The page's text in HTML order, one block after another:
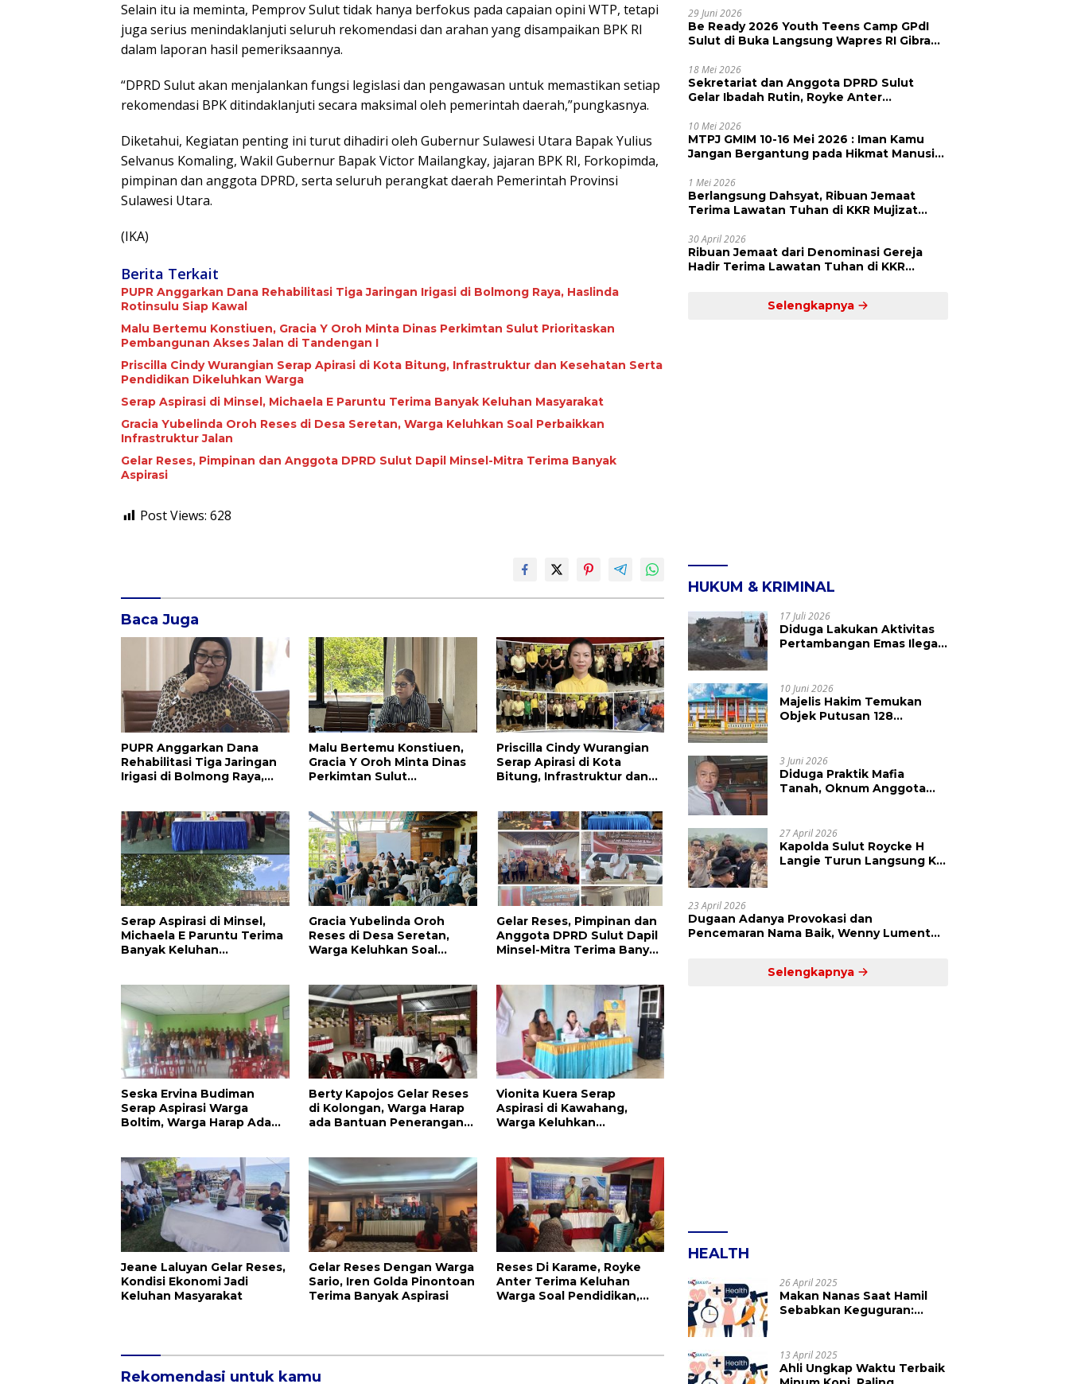
Selain itu ia meminta, Pemprov Sulut tidak hanya berfokus pada capaian opini WTP, tetapi
juga serius menindaklanjuti seluruh rekomendasi dan arahan yang disampaikan BPK RI
dalam laporan hasil pemeriksaannya.
“DPRD Sulut akan menjalankan fungsi legislasi dan pengawasan untuk memastikan setiap
rekomendasi BPK ditindaklanjuti secara maksimal oleh pemerintah daerah,”pungkasnya.
Diketahui, Kegiatan penting ini turut dihadiri oleh Gubernur Sulawesi Utara Bapak Yulius
Selvanus Komaling, Wakil Gubernur Bapak Victor Mailangkay, jajaran BPK RI, Forkopimda,
pimpinan dan anggota DPRD, serta seluruh perangkat daerah Pemerintah Provinsi
Sulawesi Utara.
(IKA)
Berita Terkait
PUPR Anggarkan Dana Rehabilitasi Tiga Jaringan Irigasi di Bolmong Raya, Haslinda
Rotinsulu Siap Kawal
Malu Bertemu Konstiuen, Gracia Y Oroh Minta Dinas Perkimtan Sulut Prioritaskan
Pembangunan Akses Jalan di Tandengan I
Priscilla Cindy Wurangian Serap Apirasi di Kota Bitung, Infrastruktur dan Kesehatan Serta
Pendidikan Dikeluhkan Warga
Serap Aspirasi di Minsel, Michaela E Paruntu Terima Banyak Keluhan Masyarakat
Gracia Yubelinda Oroh Reses di Desa Seretan, Warga Keluhkan Soal Perbaikkan
Infrastruktur Jalan
Gelar Reses, Pimpinan dan Anggota DPRD Sulut Dapil Minsel-Mitra Terima Banyak
Aspirasi
Post Views: 628
Baca Juga
PUPR Anggarkan Dana
Rehabilitasi Tiga Jaringan
Irigasi di Bolmong Raya,
Malu Bertemu Konstiuen,
Gracia Y Oroh Minta Dinas
Perkimtan Sulut
Priscilla Cindy Wurangian
Serap Apirasi di Kota
Bitung, Infrastruktur dan
Warga
Serap Aspirasi di Minsel,
Michaela E Paruntu Terima
Banyak Keluhan
Gracia Yubelinda Oroh
Reses di Desa Seretan,
Warga Keluhkan Soal
Gelar Reses, Pimpinan dan
Anggota DPRD Sulut Dapil
Minsel-Mitra Terima Banyak
Seska Ervina Budiman
Serap Aspirasi Warga
Boltim, Warga Harap Ada
Berty Kapojos Gelar Reses
di Kolongan, Warga Harap
ada Bantuan Penerangan
Vionita Kuera Serap
Aspirasi di Kawahang,
Warga Keluhkan
Jeane Laluyan Gelar Reses,
Kondisi Ekonomi Jadi
Keluhan Masyarakat
Gelar Reses Dengan Warga
Sario, Iren Golda Pinontoan
Terima Banyak Aspirasi
Reses Di Karame, Royke
Anter Terima Keluhan
Warga Soal Pendidikan,
Rekomendasi untuk kamu
29 Juni 2026
Be Ready 2026 Youth Teens Camp GPdI
Sulut di Buka Langsung Wapres RI Gibran
Apresiasi Tinggi
18 Mei 2026
Sekretariat dan Anggota DPRD Sulut
Gelar Ibadah Rutin, Royke Anter
dan Pengingat
10 Mei 2026
MTPJ GMIM 10-16 Mei 2026 : Iman Kamu
Jangan Bergantung pada Hikmat Manusia,
1 Mei 2026
Berlangsung Dahsyat, Ribuan Jemaat
Terima Lawatan Tuhan di KKR Mujizat
30 April 2026
Ribuan Jemaat dari Denominasi Gereja
Hadir Terima Lawatan Tuhan di KKR
Selengkapnya
HUKUM & KRIMINAL
17 Juli 2026
Diduga Lakukan Aktivitas
Pertambangan Emas Ilegal
Tangkap Vinni Sondakh
10 Juni 2026
Majelis Hakim Temukan
Objek Putusan 128
Atas Putusan PN Tondano
3 Juni 2026
Diduga Praktik Mafia
Tanah, Oknum Anggota
27 April 2026
Kapolda Sulut Roycke H
Langie Turun Langsung Ke
23 April 2026
Dugaan Adanya Provokasi dan
Pencemaran Nama Baik, Wenny Lumentut
Selengkapnya
HEALTH
26 April 2025
Makan Nanas Saat Hamil
Sebabkan Keguguran:
13 April 2025
Ahli Ungkap Waktu Terbaik